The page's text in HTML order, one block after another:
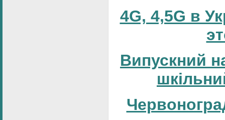
4G, 4,5G в
Випускний